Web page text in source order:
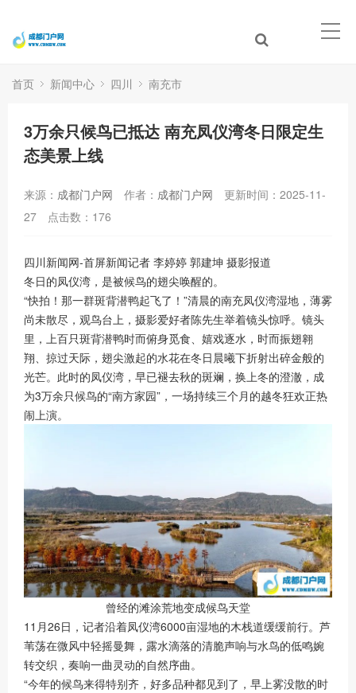
首页 新闻中心 四川 南充市
3万余只候鸟已抵达 南充凤仪湾冬日限定生
态美景上线
来源： 成都门户网 作者： 成都门户网
更新时间：2025-11-
27
点击数： 176
四川新闻网-首屏新闻记者 李婷婷 郭建坤 摄影报道
冬日的凤仪湾，是被候鸟的翅尖唤醒的。
“快拍！那一群斑背潜鸭起飞了！”清晨的南充凤仪湾湿地，薄雾
尚未散尽，观鸟台上，摄影爱好者陈先生举着镜头惊呼。镜头
里，上百只斑背潜鸭时而俯身觅食、嬉戏逐水，时而振翅翱
翔、掠过天际，翅尖激起的水花在冬日晨曦下折射出碎金般的
光芒。此时的凤仪湾，早已褪去秋的斑斓，换上冬的澄澈，成
为3万余只候鸟的“南方家园”，一场持续三个月的越冬狂欢正热
闹上演。
曾经的滩涂荒地变成候鸟天堂
11月26日，记者沿着凤仪湾6000亩湿地的木栈道缓缓前行。芦
苇荡在微风中轻摇曼舞，露水滴落的清脆声响与水鸟的低鸣婉
转交织，奏响一曲灵动的自然序曲。
“今年的候鸟来得特别齐，好多品种都见到了，早上雾没散的时